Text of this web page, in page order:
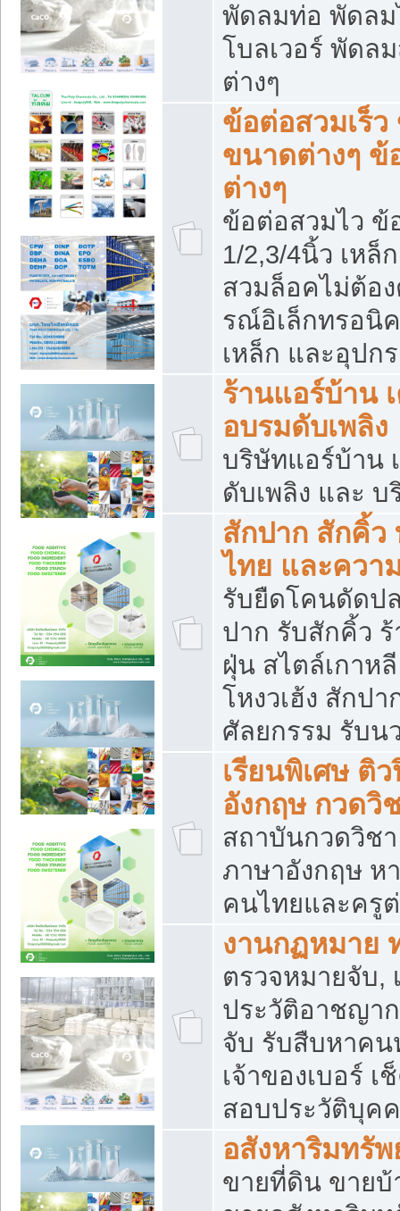
พัดลมท่อ พัดลม
โบลเวอร์ พัดล
ต่างๆ
ข้อต่อสวมเร็
ขนาดต่างๆ ข้
ต่างๆ
ข้อต่อสวมไว ข้
1/2,3/4นิ้ว เหล็
สวมล็อคไม่ต้อ
รณ์อิเล็กทรอนิ
เหล็ก และอุปก
ร้านแอร์บ้าน
อบรมดับเพลิง
บริษัทแอร์บ้าน
ดับเพลิง และ
สักปาก สักคิ้
ไทย และควา
รับยืดโคนดัดป
ปาก รับสักคิ้ว
ฝุ่น สไตล์เกาห
โหงวเฮ้ง สักป
ศัลยกรรม รับน
เรียนพิเศษ ติ
อังกฤษ กวดวิ
สถาบันกวดวิช
ภาษาอังกฤษ ห
คนไทยและครู
งานกฏหมาย
ตรวจหมายจับ,
ประวัติอาชญา
จับ รับสืบหาคน
เจ้าของเบอร์
สอบประวัติบุค
อสังหาริมทรัพ
ขายที่ดิน ขายบ้